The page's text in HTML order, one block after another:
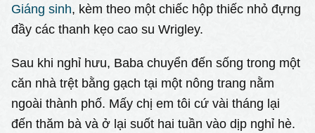
Giáng sinh, kèm theo một chiếc hộp thiếc nhỏ đựng
đầy các thanh kẹo cao su Wrigley.
Sau khi nghỉ hưu, Baba chuyển đến sống trong một
căn nhà trệt bằng gạch tại một nông trang nằm
ngoài thành phố. Mấy chị em tôi cứ vài tháng lại
đến thăm bà và ở lại suốt hai tuần vào dịp nghỉ hè.